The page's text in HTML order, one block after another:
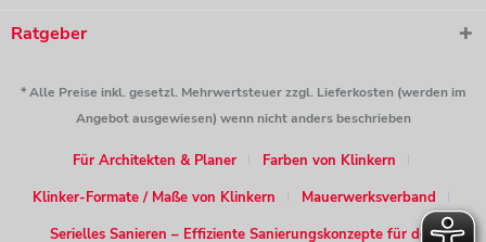
Ratgeber
* Alle Preise inkl. gesetzl. Mehrwertsteuer zzgl. Lieferkosten (werden im
Angebot ausgewiesen) wenn nicht anders beschrieben
Für Architekten & Planer
Farben von Klinkern
Klinker-Formate / Maße von Klinkern
Mauerwerksverband
Serielles Sanieren – Effiziente Sanierungskonzepte für den